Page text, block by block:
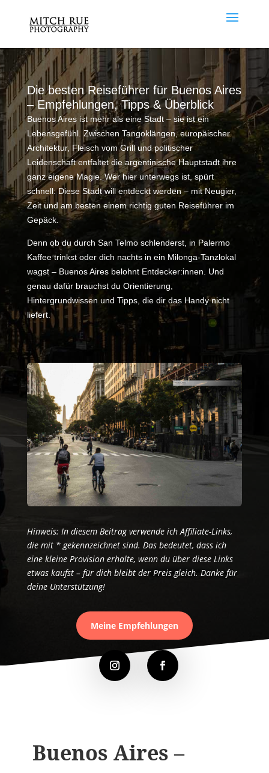
Die besten Reiseführer für Buenos Aires
– Empfehlungen, Tipps & Überblick
Buenos Aires ist mehr als eine Stadt – sie ist ein
Lebensgefühl. Zwischen Tangoklängen, europäischer
Architektur, Fleisch vom Grill und politischer
Leidenschaft entfaltet die argentinische Hauptstadt ihre
ganz eigene Magie. Wer hier unterwegs ist, spürt
schnell: Diese Stadt will entdeckt werden – mit Neugier,
Zeit und am besten einem richtig guten Reiseführer im
Gepäck.
Denn ob du durch San Telmo schlenderst, in Palermo
Kaffee trinkst oder dich nachts in ein Milonga-Tanzlokal
wagst – Buenos Aires belohnt Entdecker:innen . Und
genau dafür brauchst du Orientierung,
Hintergrundwissen und Tipps, die dir das Handy nicht
liefert.
Hinweis: In diesem Beitrag verwende ich Affiliate-Links,
die mit * gekennzeichnet sind. Das bedeutet, dass ich
eine kleine Provision erhalte, wenn du über diese Links
etwas kaufst – für dich bleibt der Preis gleich. Danke für
deine Unterstützung!
Meine Empfehlungen
Buenos Aires –